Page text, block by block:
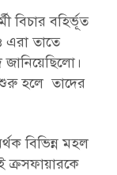
বিচার বহির্ভূত
এরা তাতে
হলে তাদের
বিভিন্ন মহল
ক্রসফায়ারকে